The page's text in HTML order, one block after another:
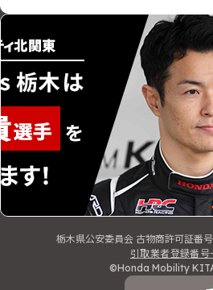
栃木県公安委員会 古物商許可証番
引取業者登録番号
©Honda Mobility